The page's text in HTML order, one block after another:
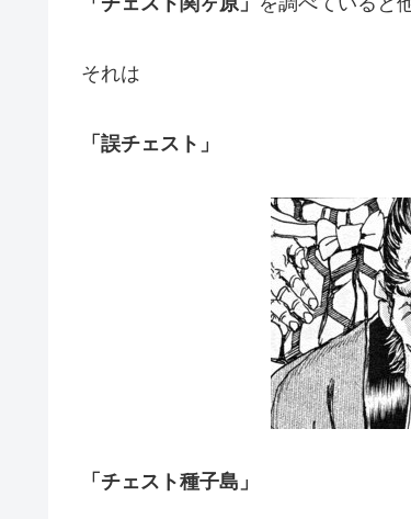
それは
「誤チェスト」
「チェスト種子島」